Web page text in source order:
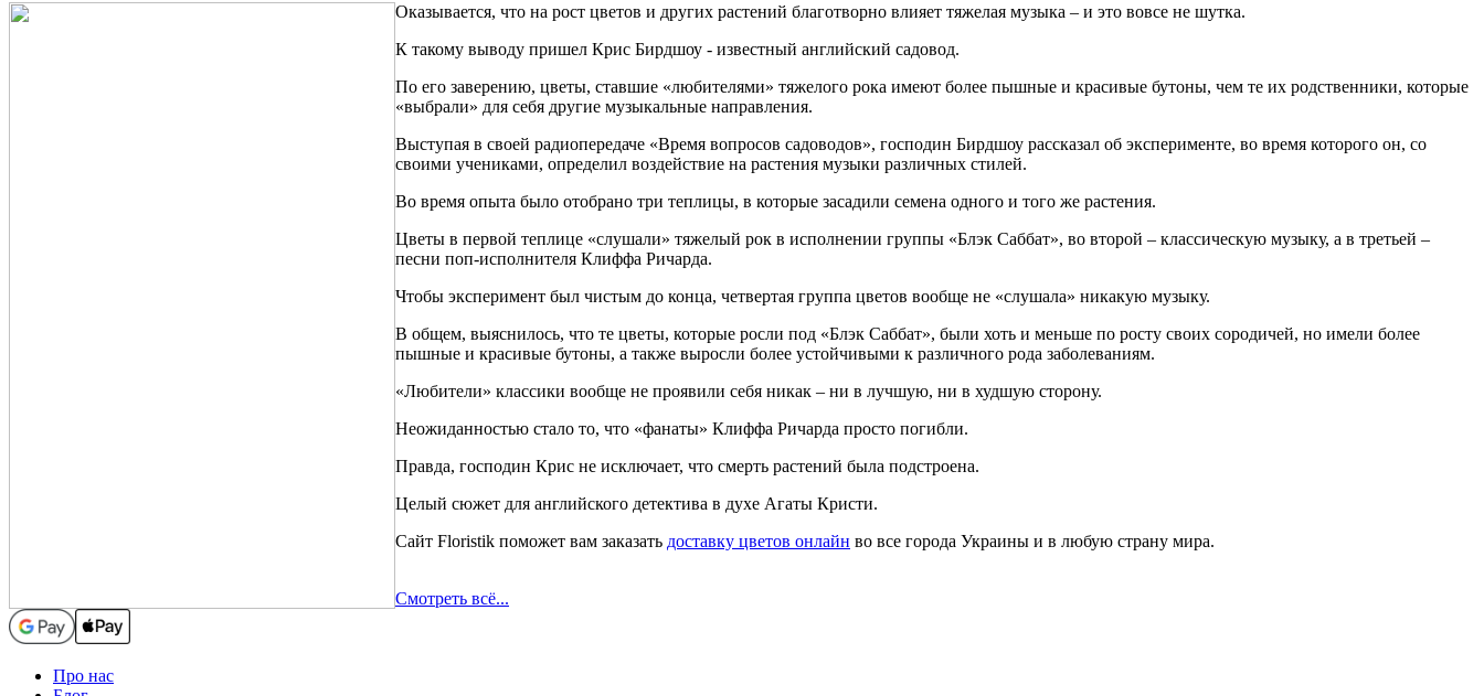
Оказывается, что на рост цветов и других растений благотворно влияет тяжелая музыка – и это вовсе не шутка.
К такому выводу пришел Крис Бирдшоу - известный английский садовод.
По его заверению, цветы, ставшие «любителями» тяжелого рока имеют более пышные и красивые бутоны, чем те их родственники, которые
«выбрали» для себя другие музыкальные направления.
Выступая в своей радиопередаче «Время вопросов садоводов», господин Бирдшоу рассказал об эксперименте, во время которого он, со
своими учениками, определил воздействие на растения музыки различных стилей.
Во время опыта было отобрано три теплицы, в которые засадили семена одного и того же растения.
Цветы в первой теплице «слушали» тяжелый рок в исполнении группы «Блэк Саббат», во второй – классическую музыку, а в третьей –
песни поп-исполнителя Клиффа Ричарда.
Чтобы эксперимент был чистым до конца, четвертая группа цветов вообще не «слушала» никакую музыку.
В общем, выяснилось, что те цветы, которые росли под «Блэк Саббат», были хоть и меньше по росту своих сородичей, но имели более
пышные и красивые бутоны, а также выросли более устойчивыми к различного рода заболеваниям.
«Любители» классики вообще не проявили себя никак – ни в лучшую, ни в худшую сторону.
Неожиданностью стало то, что «фанаты» Клиффа Ричарда просто погибли.
Правда, господин Крис не исключает, что смерть растений была подстроена.
Целый сюжет для английского детектива в духе Агаты Кристи.
Сайт Floristik поможет вам заказать доставку цветов онлайн во все города Украины и в любую страну мира.
Смотреть всё...
Про нас